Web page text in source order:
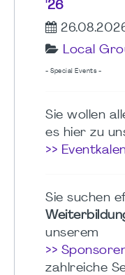
'26
Local
- Special Events -
Sie wollen
es hier zu
>>
Sie suchen
unserem
>>
zahlreiche